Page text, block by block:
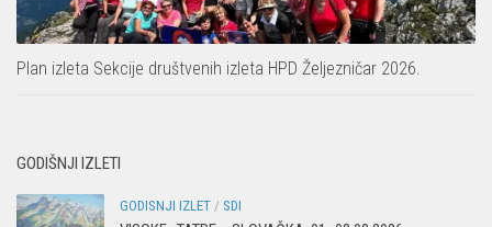
Plan izleta Sekcije društvenih izleta HPD Željezničar 2026.
GODIŠNJI IZLETI
GODISNJI IZLET / SDI